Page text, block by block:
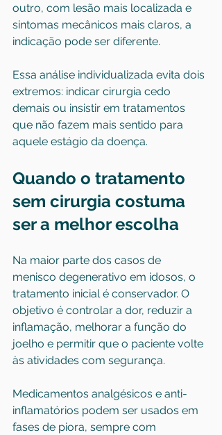
outro, com lesão mais localizada e
sintomas mecânicos mais claros, a
indicação pode ser diferente.
Essa análise individualizada evita dois
extremos: indicar cirurgia cedo
demais ou insistir em tratamentos
que não fazem mais sentido para
aquele estágio da doença.
Quando o tratamento
sem cirurgia costuma
ser a melhor escolha
Na maior parte dos casos de
menisco degenerativo em idosos, o
tratamento inicial é conservador. O
objetivo é controlar a dor, reduzir a
inflamação, melhorar a função do
joelho e permitir que o paciente volte
às atividades com segurança.
Medicamentos analgésicos e anti-
inflamatórios podem ser usados em
fases de piora, sempre com